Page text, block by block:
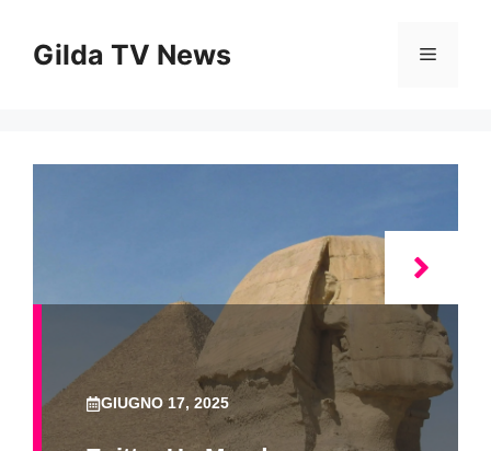
contenuto
Gilda TV News Menu
GIUGNO 17, 2025